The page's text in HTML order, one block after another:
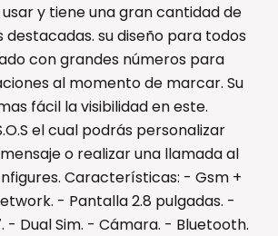
y tiene una gran cantidad de
su diseño para todos
con grandes números para
al momento de marcar. Su
fácil la visibilidad en este.
el cual podrás personalizar
o realizar una llamada al
Características: - Gsm +
- Pantalla 2.8 pulgadas. -
- Dual Sim. - Cámara. - Bluetooth.